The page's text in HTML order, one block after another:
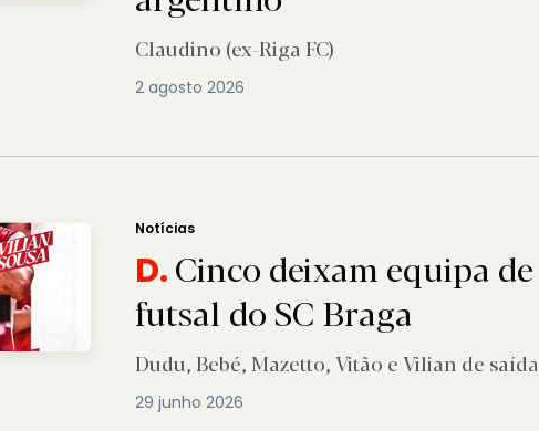
Claudino (ex-Riga FC)
2 agosto 2026
Notícias
D.Cinco deixam equipa de
futsal do SC Braga
Dudu, Bebé, Mazetto, Vitão e Vilian de saída
29 junho 2026